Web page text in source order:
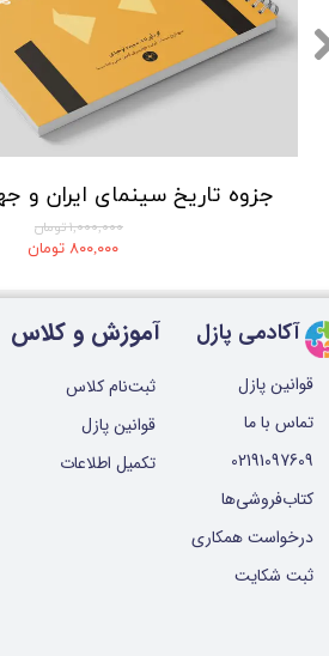
★★★★★
★★ ★★★
۱,۰۰۰,۰۰۰ تومان
۸۰۰,۰۰۰ تومان
آموزش و کلاس
ثبت‌نام کلاس
قوانین پازل
تکمیل اطلاعات
آکادمی پازل
قوانین پازل
تماس با ما
02191097609
کتاب‌فروشی‌ها
درخواست همکاری
ثبت شکایت